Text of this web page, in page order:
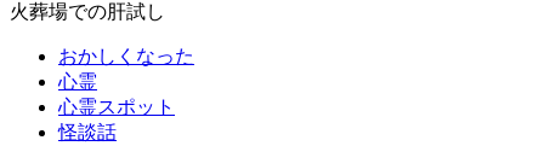
火葬場での肝試し
おかしくなった
心霊
心霊スポット
怪談話